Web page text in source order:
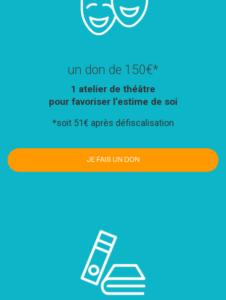
un don de 150€*
1 atelier de théâtre
pour favoriser l’estime de soi
*soit 51€ après défiscalisation
JE FAIS UN DON